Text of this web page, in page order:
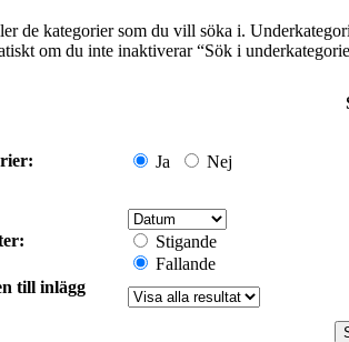
de kategorier som du vill söka i.
om du inte inaktiverar “Sök i
Ja Nej
Stigande
Fallande
till inlägg